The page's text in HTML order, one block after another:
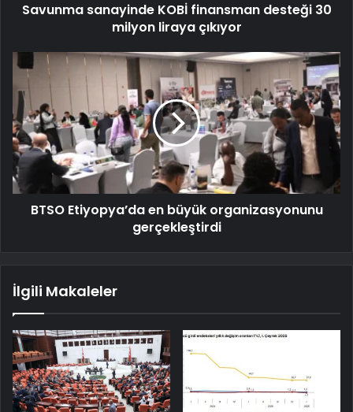
Savunma sanayinde KOBİ finansman desteği 30
milyon liraya çıkıyor
BTSO Etiyopya’da en büyük organizasyonunu
gerçekleştirdi
İlgili Makaleler